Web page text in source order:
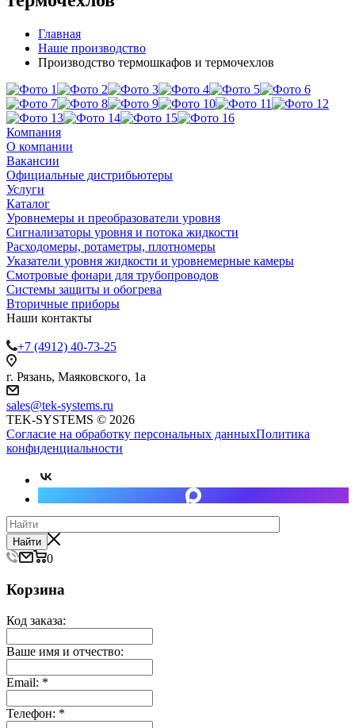
Главная
Наше производство
Производство термошкафов и термочехлов
Компания
О компании
Вакансии
Официальные дистрибьютеры
Услуги
Каталог
Уровнемеры и преобразователи уровня
Сигнализаторы уровня и потока жидкости
Расходомеры, ротаметры, плотномеры
Указатели уровня жидкости и уровнемерные камеры
Смотровые фонари для трубопроводов
Системы защиты и обогрева
Вторичные приборы
Наши контакты
+7 (4912) 40-73-25
г. Рязань, Маяковского, 1а
sales@tek-systems.ru
TEK-SYSTEMS © 2026
Согласие на обработку персональных данныхПолитика
конфиденциальности
Найти
0
Корзина
Код заказа:
Ваше имя и отчество:
Email: *
Телефон: *